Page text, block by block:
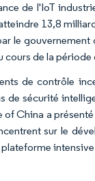
de l'IoT
13,8
le gouvernement
cours de la
de contrôle
de sécurité
of China a
sur le